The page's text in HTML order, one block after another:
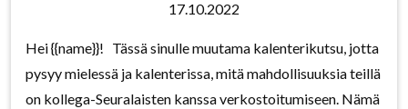
17.10.2022
Hei {{name}}! Tässä sinulle muutama kalenterikutsu, jotta
pysyy mielessä ja kalenterissa, mitä mahdollisuuksia teillä
on kollega-Seuralaisten kanssa verkostoitumiseen. Nämä